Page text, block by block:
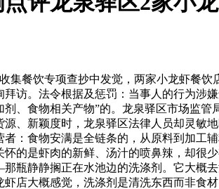
餐饮专项查抄中发觉，两家小龙虾餐饮
访。法令根据及惩罚：当事人的行为
、食物相关产物”的。龙泉驿区市场监
、新颖度时，龙泉驿区法律人员却灵敏
：食物安满是全链条的，从原料到加
的是虾肉的新鲜、汤汁的喷鼻辣，却
静静搁正在水池边的洗涤剂。它大概
店大概感觉，洗涤剂是清洗东西而非